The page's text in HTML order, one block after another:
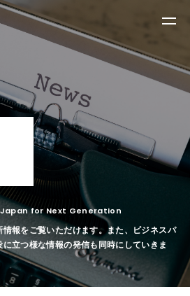
for Next Generation
報をご覧いただけます。 また、ビジネスパ
立つ様な情報の発信も同時にしていきま